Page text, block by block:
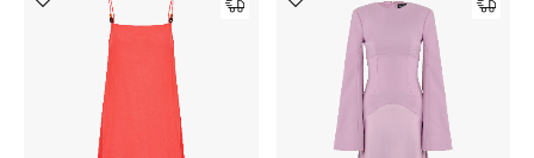
الموسم الجديد
الحقائب النسائية